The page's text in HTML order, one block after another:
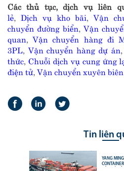
Các thủ tục, dịch vụ liên
lẻ
Dịch vụ kho bãi Vận
chuyển đường biển Vận
quan ,Vận chuyển hàng đi
3PL Vận chuyển hàng dự án
thức Chuỗi dịch vụ cung ứng
điện tử Vận chuyển xuyên
Tin liên
YANG